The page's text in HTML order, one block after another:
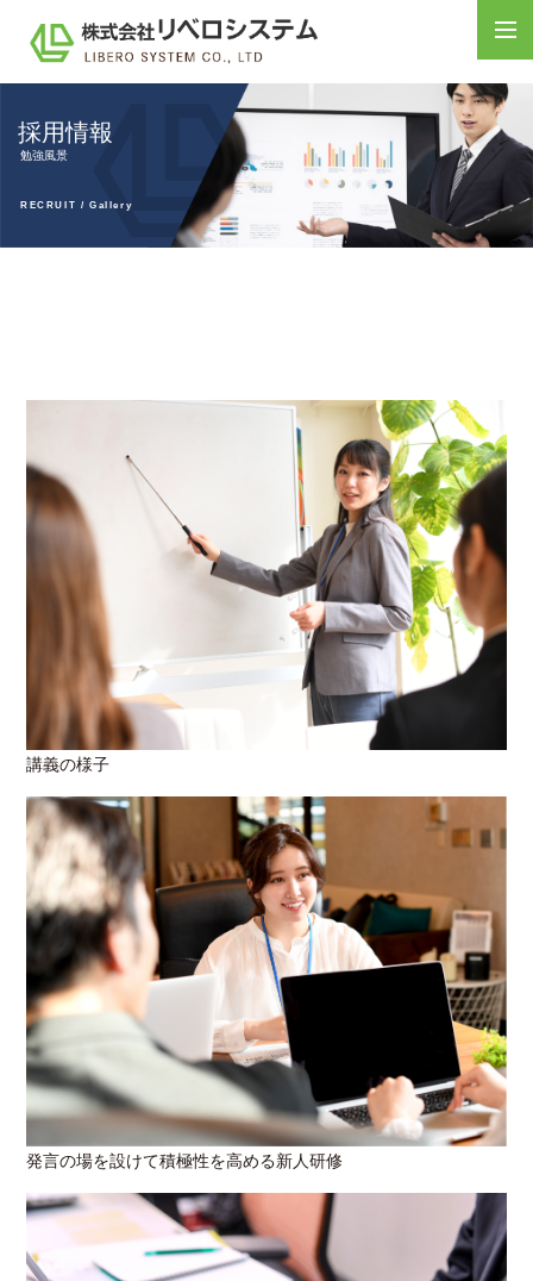
採用情報
勉強風景
RECRUIT / Gallery
講義の様子
発言の場を設けて積極性を高める新人研修